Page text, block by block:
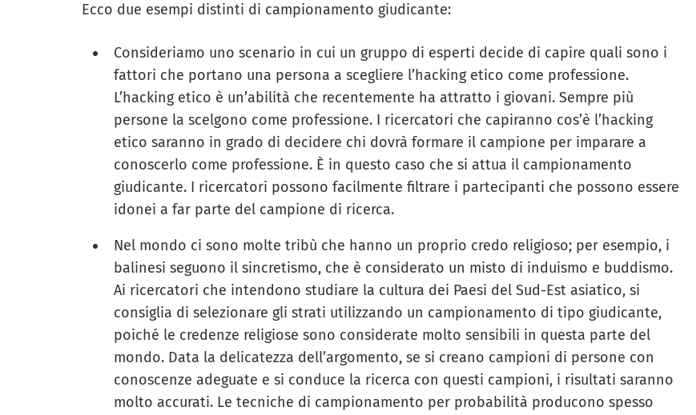
Ecco due esempi distinti di campionamento giudicante:
Consideriamo uno scenario in cui un gruppo di esperti decide di capire quali sono i
fattori che portano una persona a scegliere l’hacking etico come professione.
L’hacking etico è un’abilità che recentemente ha attratto i giovani. Sempre più
persone la scelgono come professione. I ricercatori che capiranno cos’è l’hacking
etico saranno in grado di decidere chi dovrà formare il campione per imparare a
conoscerlo come professione. È in questo caso che si attua il campionamento
giudicante. I ricercatori possono facilmente filtrare i partecipanti che possono essere
idonei a far parte del campione di ricerca.
Nel mondo ci sono molte tribù che hanno un proprio credo religioso; per esempio, i
balinesi seguono il sincretismo, che è considerato un misto di induismo e buddismo.
Ai ricercatori che intendono studiare la cultura dei Paesi del Sud-Est asiatico, si
consiglia di selezionare gli strati utilizzando un campionamento di tipo giudicante,
poiché le credenze religiose sono considerate molto sensibili in questa parte del
mondo. Data la delicatezza dell’argomento, se si creano campioni di persone con
conoscenze adeguate e si conduce la ricerca con questi campioni, i risultati saranno
molto accurati. Le tecniche di campionamento per probabilità producono spesso